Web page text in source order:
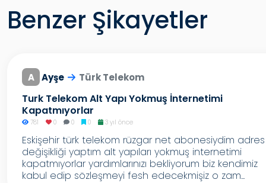
Benzer Şikayetler
A Ayşe Türk Telekom
Turk Telekom Alt Yapı Yokmuş İnternetimi
Kapatmıyorlar
781 0 0 0 3 yıl önce
Eskişehir türk telekom rüzgar net abonesiydim adres
değişikliği yaptım alt yapıları yokmuş internetimi
kapatmıyorlar yardımlarınızı bekliyorum biz kendimiz
kabul edip sözleşmeyi fesh edecekmişiz o zam...